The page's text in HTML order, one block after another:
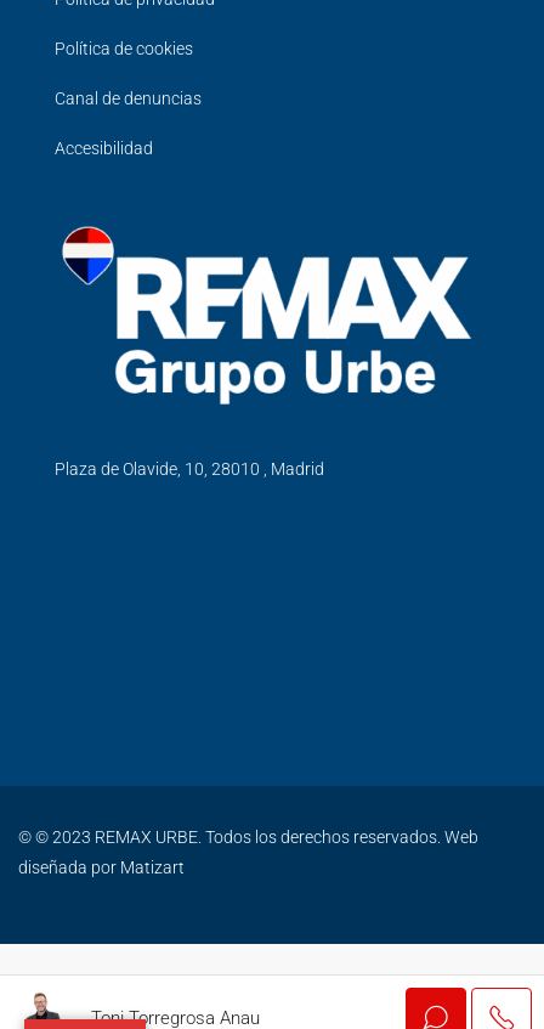
Política de cookies
Canal de denuncias
Accesibilidad
Plaza de Olavide, 10, 28010 , Madrid
© © 2023 REMAX URBE. Todos los derechos reservados. Web
diseñada por Matizart
Toni Torregrosa Anau